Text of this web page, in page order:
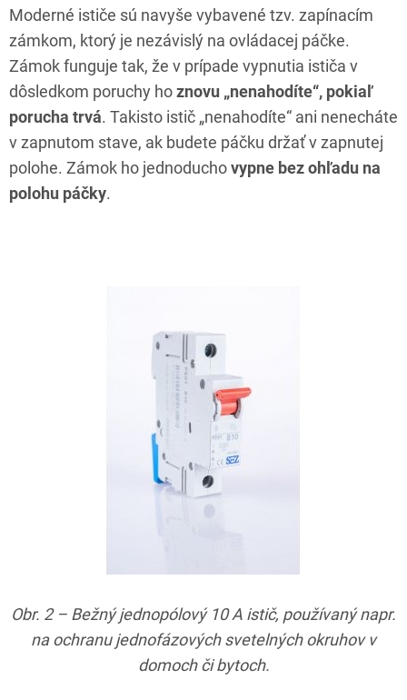
Moderné ističe sú navyše vybavené tzv. zapínacím
zámkom, ktorý je nezávislý na ovládacej páčke.
Zámok funguje tak, že v prípade vypnutia ističa v
dôsledkom poruchy hoznovu „nenahodíte“, pokiaľ
porucha trvá. Takisto istič „nenahodíte“ ani nenecháte
v zapnutom stave, ak budete páčku držať v zapnutej
polohe. Zámok ho jednoduchovypne bez ohľadu na
polohu páčky.
Obr. 2 – Bežný jednopólový 10 A istič, používaný napr.
na ochranu jednofázových svetelných okruhov v
domoch či bytoch.